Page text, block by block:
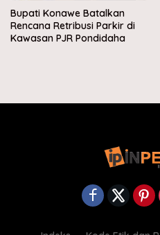
Bupati Konawe Batalkan
Rencana Retribusi Parkir di
Kawasan PJR Pondidaha